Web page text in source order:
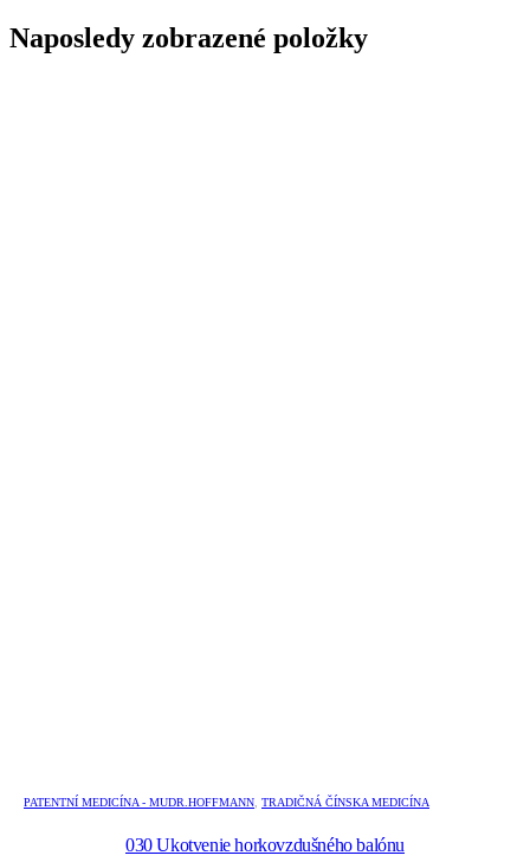
Naposledy zobrazené položky
PATENTNÍ MEDICÍNA - MUDR.HOFFMANN, TRADIČNÁ ČÍNSKA MEDICÍNA
030 Ukotvenie horkovzdušného balónu